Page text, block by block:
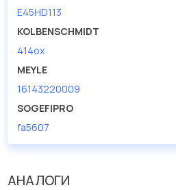
E45HD113
KOLBENSCHMIDT
414ox
MEYLE
16143220009
SOGEFIPRO
fa5607
АНАЛОГИ